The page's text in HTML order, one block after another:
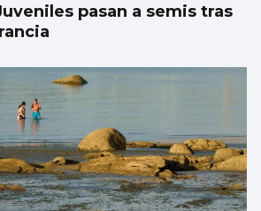
pasan a semis tras